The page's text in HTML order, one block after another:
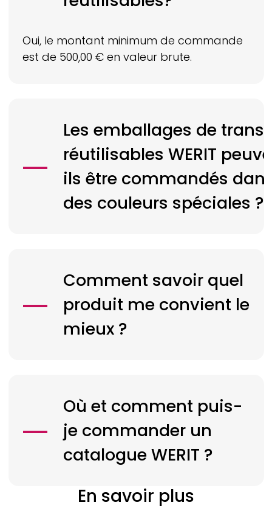
Oui, le montant minimum de commande
est de 500,00 € en valeur brute.
Les emballages de
réutilisables WERIT
ils être commandés
des couleurs spéciales ?
Comment savoir quel
produit me convient le
mieux ?
Où et comment puis-
je commander un
catalogueWERIT ?
En savoir plus